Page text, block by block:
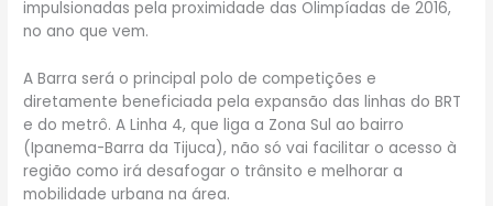
impulsionadas pela proximidade das Olimpíadas de 2016,
no ano que vem.
A Barra será o principal polo de competições e
diretamente beneficiada pela expansão das linhas do BRT
e do metrô. A Linha 4, que liga a Zona Sul ao bairro
(Ipanema-Barra da Tijuca), não só vai facilitar o acesso à
região como irá desafogar o trânsito e melhorar a
mobilidade urbana na área.